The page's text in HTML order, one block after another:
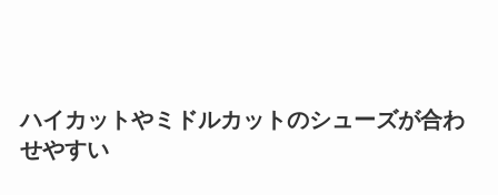
ハイカットやミドルカットのシューズが合わ
せやすい